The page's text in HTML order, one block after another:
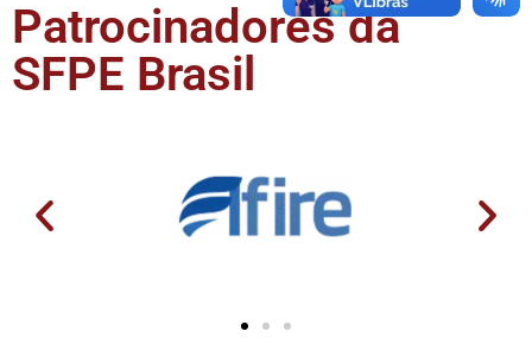
Patrocinadores da
SFPE Brasil